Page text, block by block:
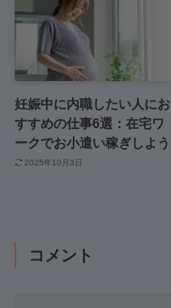
妊娠中に内職したい人にお
すすめの仕事6選：在宅ワ
ークでお小遣い稼ぎしよう
2025年10月3日
コメント